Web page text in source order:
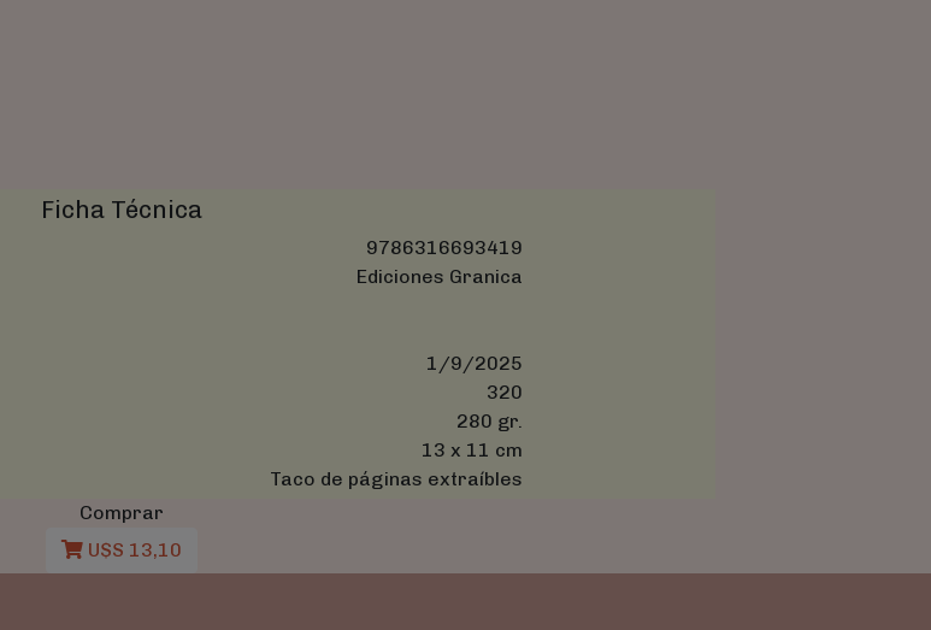
Ficha Técnica
9786316693419
Ediciones Granica
1/9/2025
320
280 gr.
13 x 11 cm
Taco de páginas extraíbles
Comprar
U$S 13,10